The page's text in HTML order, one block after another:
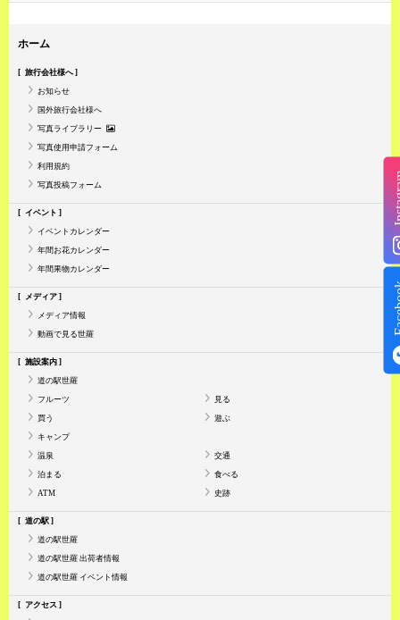
ホーム
旅行会社様へ
お知らせ
国外旅行会社様へ
写真ライブラリー
写真使用申請フォーム
利用規約
写真投稿フォーム
イベント
イベントカレンダー
年間お花カレンダー
年間果物カレンダー
メディア
メディア情報
動画で見る世羅
施設案内
道の駅世羅
フルーツ 見る
買う 遊ぶ
キャンプ
温泉 交通
泊まる 食べる
ATM 史跡
道の駅
道の駅世羅
道の駅世羅 出荷者情報
道の駅世羅 イベント情報
アクセス